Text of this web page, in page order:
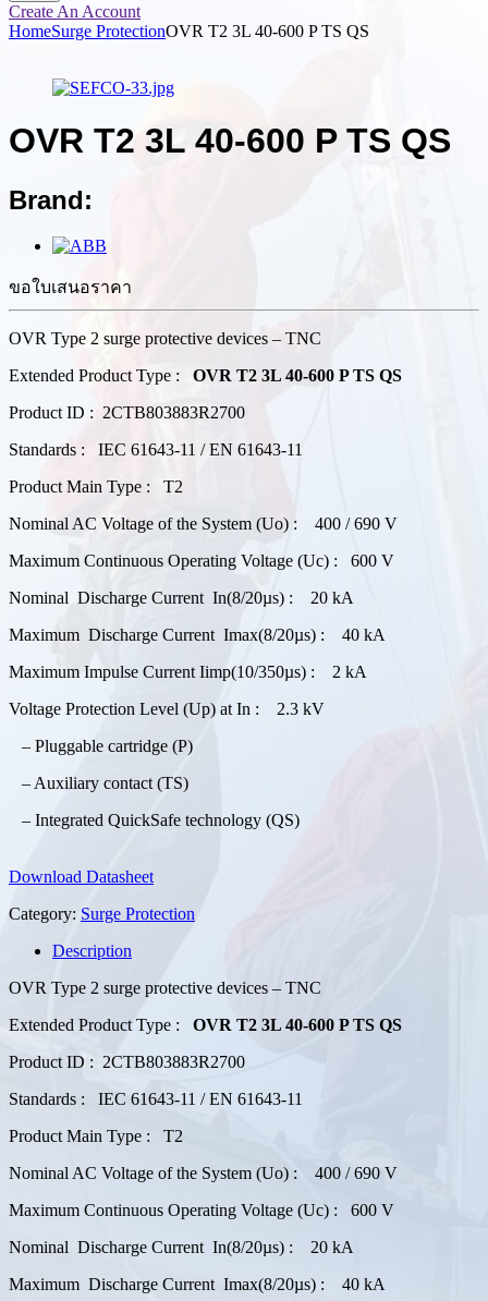
Create An Account
HomeSurge ProtectionOVR T2 3L 40-600 P TS QS
OVR T2 3L 40-600 P TS QS
Brand:
ขอใบเสนอราคา
OVR Type 2 surge protective devices – TNC
Extended Product Type : OVR T2 3L 40-600 P TS QS
Product ID : 2CTB803883R2700
Standards : IEC 61643-11 / EN 61643-11
Product Main Type : T2
Nominal AC Voltage of the System (Uo) : 400 / 690 V
Maximum Continuous Operating Voltage (Uc) : 600 V
Nominal Discharge Current In(8/20µs) : 20 kA
Maximum Discharge Current Imax(8/20µs) : 40 kA
Maximum Impulse Current Iimp(10/350µs) : 2 kA
Voltage Protection Level (Up) at In : 2.3 kV
– Pluggable cartridge (P)
– Auxiliary contact (TS)
– Integrated QuickSafe technology (QS)
Download Datasheet
Category: Surge Protection
Description
OVR Type 2 surge protective devices – TNC
Extended Product Type : OVR T2 3L 40-600 P TS QS
Product ID : 2CTB803883R2700
Standards : IEC 61643-11 / EN 61643-11
Product Main Type : T2
Nominal AC Voltage of the System (Uo) : 400 / 690 V
Maximum Continuous Operating Voltage (Uc) : 600 V
Nominal Discharge Current In(8/20µs) : 20 kA
Maximum Discharge Current Imax(8/20µs) : 40 kA